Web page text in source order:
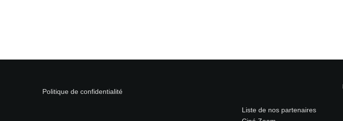
Politique de confidentialité
Liste de nos partenaires